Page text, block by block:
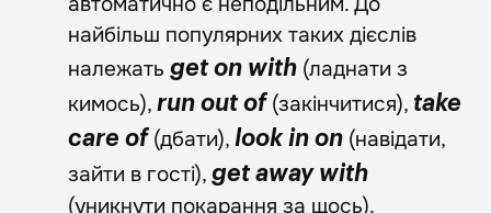
найбільш популярних таких дієслів
належатьget on with (ладнати з
кимось),run out of(закінчитися), take
care of(дбати),look in on (навідати,
зайти в гості),get away with
(уникнути покарання за щось).